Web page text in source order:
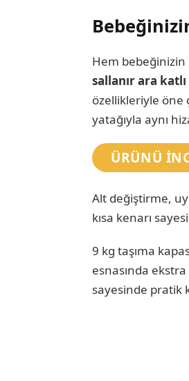
Hem bebeğinizin
sallanır ara
özellikleriyle öne
yatağıyla aynı
ÜRÜNÜ
Alt değiştirme,
kısa kenarı
9 kg taşıma
esnasında
sayesinde pratik